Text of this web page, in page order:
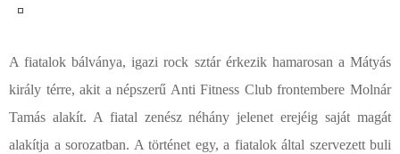
A fiatalok bálványa, igazi rock sztár érkezik hamarosan a Mátyás
király térre, akit a népszerű Anti Fitness Club frontembere Molnár
Tamás alakít. A fiatal zenész néhány jelenet erejéig saját magát
alakítja a sorozatban. A történet egy, a fiatalok által szervezett buli